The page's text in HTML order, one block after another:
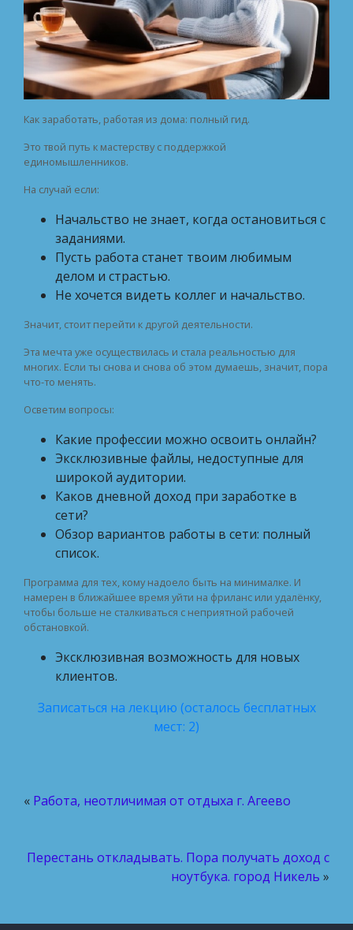
Как заработать, работая из дома: полный гид.
Это твой путь к мастерству с поддержкой
единомышленников.
На случай если:
Начальство не знает, когда остановиться с
заданиями.
Пусть работа станет твоим любимым
делом и страстью.
Не хочется видеть коллег и начальство.
Значит, стоит перейти к другой деятельности.
Эта мечта уже осуществилась и стала реальностью для
многих. Если ты снова и снова об этом думаешь, значит, пора
что-то менять.
Осветим вопросы:
Какие профессии можно освоить онлайн?
Эксклюзивные файлы, недоступные для
широкой аудитории.
Каков дневной доход при заработке в
сети?
Обзор вариантов работы в сети: полный
список.
Программа для тех, кому надоело быть на минималке. И
намерен в ближайшее время уйти на фриланс или удалёнку,
чтобы больше не сталкиваться с неприятной рабочей
обстановкой.
Эксклюзивная возможность для новых
клиентов.
Записаться на лекцию (осталось бесплатных
мест: 2)
« Работа, неотличимая от отдыха г. Агеево
Перестань откладывать. Пора получать доход с
ноутбука. город Никель »